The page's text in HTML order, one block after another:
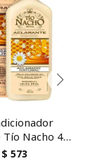
Nacho 415
ml
$ 573